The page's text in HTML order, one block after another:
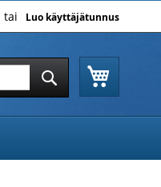
Luo käyttäjätunnus